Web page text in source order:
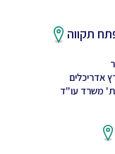
תקווה
אדריכלים
משרד עו"ד